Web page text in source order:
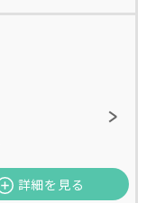
詳細を見る